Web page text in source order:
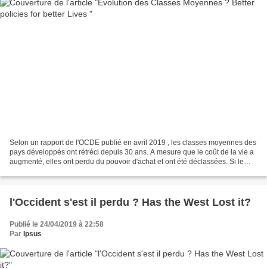
Selon un rapport de l'OCDE publié en avril 2019 , les classes moyennes des
pays développés ont rétréci depuis 30 ans. A mesure que le coût de la vie a
augmenté, elles ont perdu du pouvoir d'achat et ont été déclassées. Si le
l'Occident s'est il perdu ? Has the West Lost it?
Publié le 24/04/2019 à 22:58
Par Ipsus